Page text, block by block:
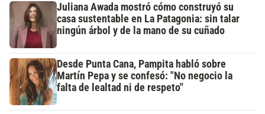
Juliana Awada mostró cómo construyó su
casa sustentable en La Patagonia: sin talar
ningún árbol y de la mano de su cuñado
Desde Punta Cana, Pampita habló sobre
Martín Pepa y se confesó: "No negocio la
falta de lealtad ni de respeto"